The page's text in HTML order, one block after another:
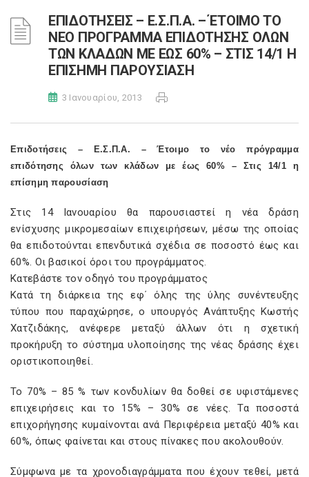
ΕΠΙΔΟΤΗΣΕΙΣ – Ε.Σ.Π.Α. – ΈΤΟΙΜΟ ΤΟ
ΝΕΟ ΠΡΟΓΡΑΜΜΑ ΕΠΙΔΟΤΗΣΗΣ ΟΛΩΝ
ΤΩΝ ΚΛΑΔΩΝ ΜΕ ΕΩΣ 60% – ΣΤΙΣ 14/1 Η
ΕΠΙΣΗΜΗ ΠΑΡΟΥΣΙΑΣΗ
3 Ιανουαρίου, 2013
Επιδοτήσεις – Ε.Σ.Π.Α. – Έτοιμο το νέο πρόγραμμα
επιδότησης όλων των κλάδων με έως 60% – Στις 14/1 η
επίσημη παρουσίαση
Στις 14 Ιανουαρίου θα παρουσιαστεί η νέα δράση
ενίσχυσης μικρομεσαίων επιχειρήσεων, μέσω της οποίας
θα επιδοτούνται επενδυτικά σχέδια σε ποσοστό έως και
60%. Οι βασικοί όροι του προγράμματος.
Κατεβάστε τον οδηγό του προγράμματος
Κατά τη διάρκεια της εφ΄ όλης της ύλης συνέντευξης
τύπου που παραχώρησε, ο υπουργός Ανάπτυξης Κωστής
Χατζιδάκης, ανέφερε μεταξύ άλλων ότι η σχετική
προκήρυξη το σύστημα υλοποίησης της νέας δράσης έχει
οριστικοποιηθεί.
Το 70% – 85 % των κονδυλίων θα δοθεί σε υφιστάμενες
επιχειρήσεις και το 15% – 30% σε νέες. Τα ποσοστά
επιχορήγησης κυμαίνονται ανά Περιφέρεια μεταξύ 40% και
60%, όπως φαίνεται και στους πίνακες που ακολουθούν.
Σύμφωνα με τα χρονοδιαγράμματα που έχουν τεθεί, μετά